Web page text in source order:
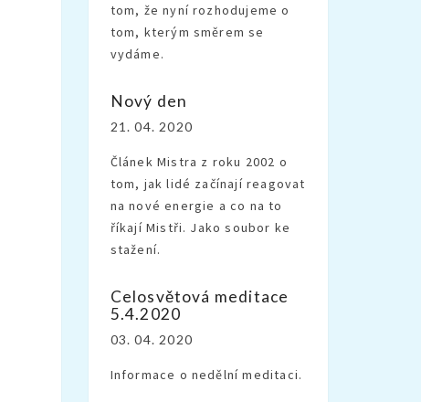
tom, že nyní rozhodujeme o
tom, kterým směrem se
vydáme.
Nový den
21. 04. 2020
Článek Mistra z roku 2002 o
tom, jak lidé začínají reagovat
na nové energie a co na to
říkají Mistři. Jako soubor ke
stažení.
Celosvětová meditace
5.4.2020
03. 04. 2020
Informace o nedělní meditaci.